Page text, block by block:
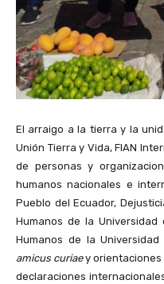
El arraigo a la tierra y la
Unión Tierra y Vida, FIAN
de personas y
humanos nacionales e
Pueblo del Ecuador,
Humanos de la Universidad
Humanos de la
amicus curiaey orientaciones
declaraciones